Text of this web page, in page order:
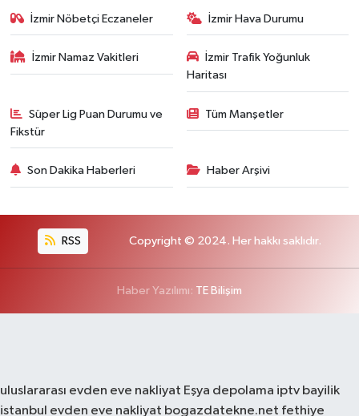
İzmir Nöbetçi Eczaneler İzmir Hava Durumu
İzmir Namaz Vakitleri
İzmir Trafik Yoğunluk
Haritası
Süper Lig Puan Durumu ve
Fikstür
Tüm Manşetler
Son Dakika Haberleri Haber Arşivi
RSS Copyright © 2024. Her hakkı saklıdır.
Haber Yazılımı: TE Bilişim
uluslararası evden eve nakliyat Eşya depolama iptv bayilik
istanbul evden eve nakliyat bogazdatekne.net fethiye